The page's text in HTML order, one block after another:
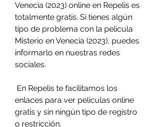
Venecia (2023) online en Repelis es
totalmente gratis. Si tienes algún
tipo de problema con la pelicula
Misterio en Venecia (2023), puedes
informarlo en nuestras redes
sociales.
enlaces para ver peliculas online
gratis y sin ningún tipo de registro
o restricción.